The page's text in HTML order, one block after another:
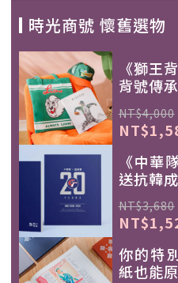
時光商號 懷舊選物
《獅王
背號傳
NT$4,000
《中華
送抗韓
NT$3,680
你的特
紙也能